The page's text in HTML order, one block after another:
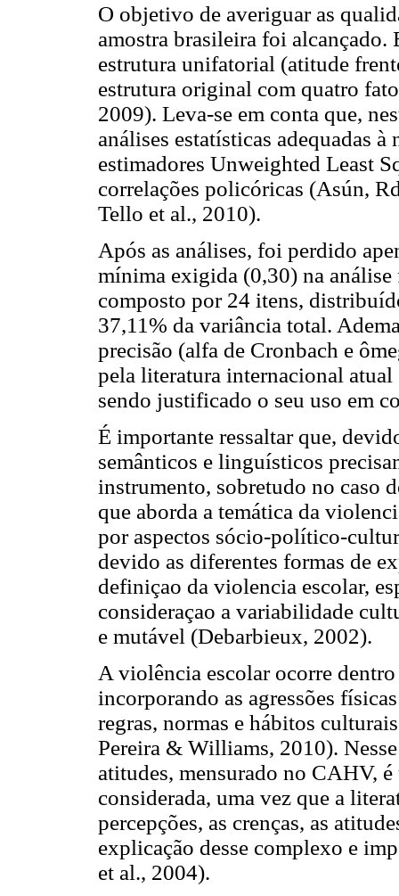
O objetivo de averiguar as
amostra brasileira foi alcançado.
estrutura unifatorial (atitude
estrutura original com quatro
2009). Leva-se em conta que,
análises estatísticas adequadas
estimadores Unweighted Least
correlações policóricas (Asún,
Tello et al., 2010).
Após as análises, foi perdido
mínima exigida (0,30) na
composto por 24 itens,
37,11% da variância total.
precisão (alfa de Cronbach e
pela literatura internacional
sendo justificado o seu uso em
É importante ressaltar que,
semânticos e linguísticos
instrumento, sobretudo no caso
que aborda a temática da
por aspectos sócio-político-
devido as diferentes formas de
definiçao da violencia escolar,
consideraçao a variabilidade
e mutável (Debarbieux, 2002).
A violência escolar ocorre
incorporando as agressões
regras, normas e hábitos
Pereira & Williams, 2010).
atitudes, mensurado no CAHV,
considerada, uma vez que a
percepções, as crenças, as
explicação desse complexo e
et al., 2004).